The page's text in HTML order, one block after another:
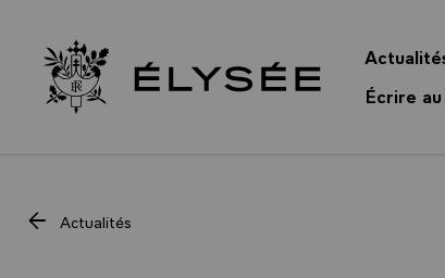
Retour à l’accueil Élysée
Écrire
Actualités